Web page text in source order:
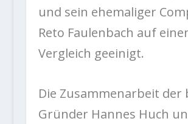
und sein ehemaliger
Reto Faulenbach auf
Vergleich geeinigt.
Die Zusammenarbeit der
Gründer Hannes Huch